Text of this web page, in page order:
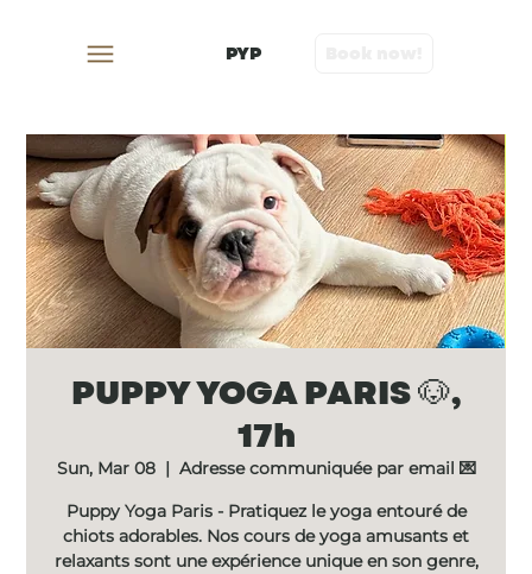
PYP
PUPPY YOGA PARIS 🐶,
17h
Sun, Mar 08
  |
Adresse communiquée par email 💌
Puppy Yoga Paris - Pratiquez le yoga entouré de
chiots adorables. Nos cours de yoga amusants et
relaxants sont une expérience unique en son genre,